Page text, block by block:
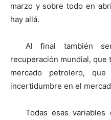
marzo y sobre todo en
hay allá.
Al final también
recuperación mundial,
mercado petrolero,
incertidumbre en el
Todas esas